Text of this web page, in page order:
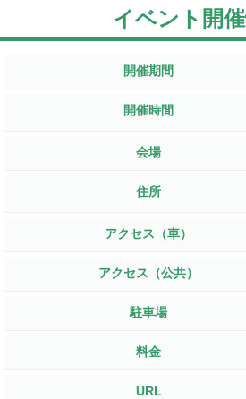
イベント開
開催期間
開催時間
会場
住所
アクセス（車）
アクセス（公共）
駐車場
料金
URL